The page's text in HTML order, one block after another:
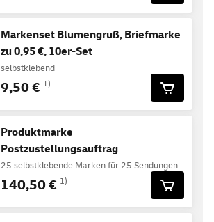
Markenset Blumengruß, Briefmarke
zu 0,95 €, 10er-Set
selbstklebend
9,50 € 1)
Produktmarke
Postzustellungsauftrag
25 selbstklebende Marken für 25 Sendungen
140,50 € 1)